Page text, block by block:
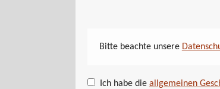
Bitte beachte unsere
Ich habe die allgemeinen